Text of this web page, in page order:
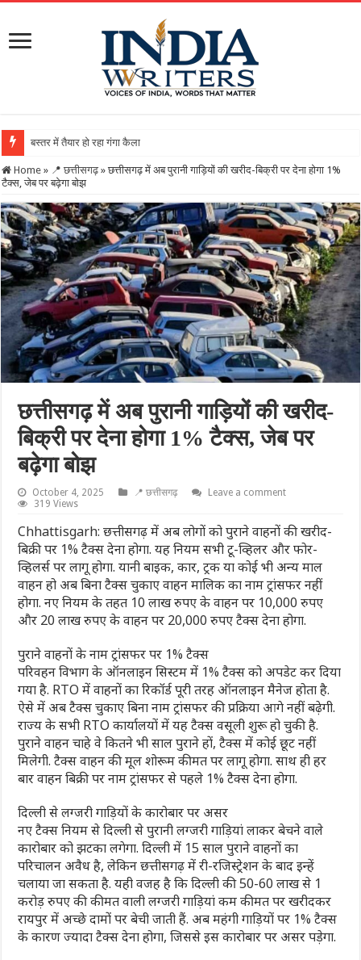
बस्तर में तैयार हो रहा गंगा कैलाशनाथ चतुर्मुख शिवालय : महाशिवरात्र
Home » 📍 छत्तीसगढ़ » छत्तीसगढ़ में अब पुरानी गाड़ियों की खरीद-बिक्री पर देना होगा 1%
टैक्स, जेब पर बढ़ेगा बोझ
छत्तीसगढ़ में अब पुरानी गाड़ियों की खरीद-
बिक्री पर देना होगा 1% टैक्स, जेब पर
बढ़ेगा बोझ
October 4, 2025 📍 छत्तीसगढ़
Leave a comment
319 Views
Chhattisgarh: छत्तीसगढ़ में अब लोगों को पुराने वाहनों की खरीद-
बिक्री पर 1% टैक्स देना होगा. यह नियम सभी टू-व्हिलर और फोर-
व्हिलर्स पर लागू होगा. यानी बाइक, कार, ट्रक या कोई भी अन्य माल
वाहन हो अब बिना टैक्स चुकाए वाहन मालिक का नाम ट्रांसफर नहीं
होगा. नए नियम के तहत 10 लाख रुपए के वाहन पर 10,000 रुपए
और 20 लाख रुपए के वाहन पर 20,000 रुपए टैक्स देना होगा.
पुराने वाहनों के नाम ट्रांसफर पर 1% टैक्स
परिवहन विभाग के ऑनलाइन सिस्टम में 1% टैक्स को अपडेट कर दिया
गया है. RTO में वाहनों का रिकॉर्ड पूरी तरह ऑनलाइन मैनेज होता है.
ऐसे में अब टैक्स चुकाए बिना नाम ट्रांसफर की प्रक्रिया आगे नहीं बढ़ेगी.
राज्य के सभी RTO कार्यालयों में यह टैक्स वसूली शुरू हो चुकी है.
पुराने वाहन चाहे वे कितने भी साल पुराने हों, टैक्स में कोई छूट नहीं
मिलेगी. टैक्स वाहन की मूल शोरूम कीमत पर लागू होगा. साथ ही हर
बार वाहन बिक्री पर नाम ट्रांसफर से पहले 1% टैक्स देना होगा.
दिल्ली से लग्जरी गाड़ियों के कारोबार पर असर
नए टैक्स नियम से दिल्ली से पुरानी लग्जरी गाड़ियां लाकर बेचने वाले
कारोबार को झटका लगेगा. दिल्ली में 15 साल पुराने वाहनों का
परिचालन अवैध है, लेकिन छत्तीसगढ़ में री-रजिस्ट्रेशन के बाद इन्हें
चलाया जा सकता है. यही वजह है कि दिल्ली की 50-60 लाख से 1
करोड़ रुपए की कीमत वाली लग्जरी गाड़ियां कम कीमत पर खरीदकर
रायपुर में अच्छे दामों पर बेची जाती हैं. अब महंगी गाड़ियों पर 1% टैक्स
के कारण ज्यादा टैक्स देना होगा, जिससे इस कारोबार पर असर पड़ेगा.